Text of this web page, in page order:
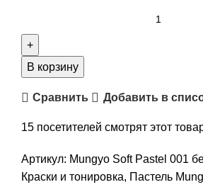
В корзину
Сравнить Добавить в
15 посетителей смотрят этот
Артикул: Mungyo Soft Pastel 001
Краски и тонировка, Пастель